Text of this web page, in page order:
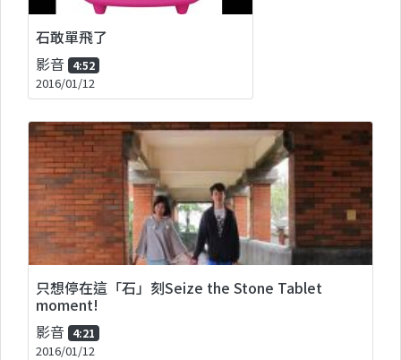
石敢單飛了
影音 4:52
2016/01/12
只想停在這「石」刻Seize the Stone Tablet
moment!
影音 4:21
2016/01/12